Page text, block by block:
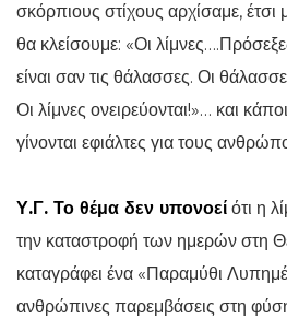
σκόρπιους στίχους αρχίσαμε, έτσι
θα κλείσουμε: «Οι
είναι σαν τις θάλασσες. Οι
Οι λίμνες ονειρεύονται!»… και
γίνονται εφιάλτες για τους
Υ.Γ. Το θέμα δεν υπονοεί ότι η
την καταστροφή των ημερών στη
καταγράφει ένα «Παραμύθι
ανθρώπινες παρεμβάσεις στη